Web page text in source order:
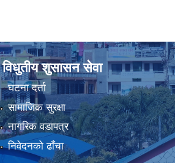
विधुतीय शुसासन सेवा
घटना दर्ता
सामाजिक सुरक्षा
नागरिक वडापत्र
निवेदनको ढाँचा